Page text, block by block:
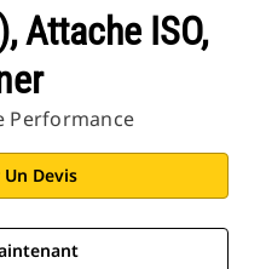
Attache ISO,
Performance
Devis